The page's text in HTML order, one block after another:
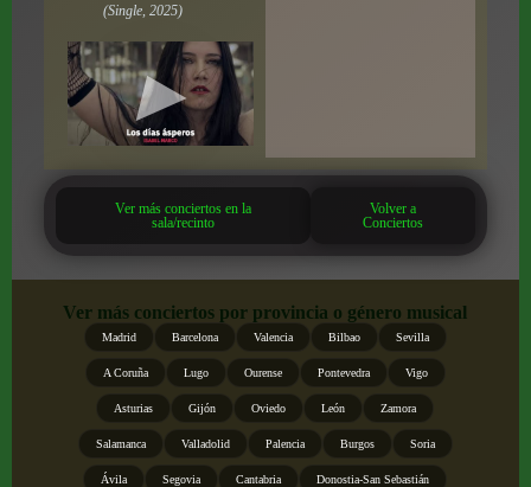
(Single, 2025)
Ver más conciertos en la
sala/recinto
Volver a
Conciertos
Ver más conciertos por provincia o género musical
Madrid Barcelona Valencia Bilbao Sevilla
A Coruña Lugo Ourense Pontevedra Vigo
Asturias Gijón Oviedo León Zamora
Salamanca Valladolid Palencia Burgos Soria
Ávila Segovia Cantabria Donostia-San Sebastián